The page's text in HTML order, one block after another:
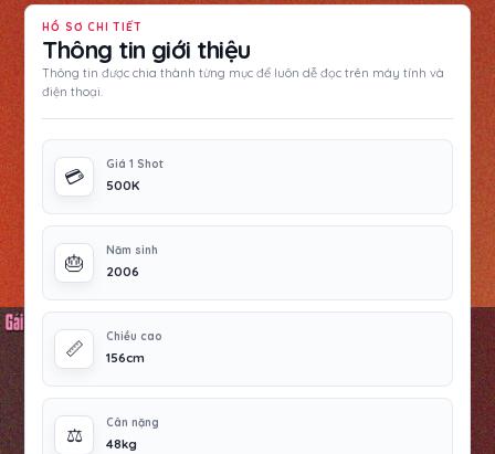
HỒ SƠ CHI TIẾT
Thông tin giới thiệu
Thông tin được chia thành từng mục để luôn dễ đọc trên máy tính và
điện thoại.
💳
Giá 1 Shot
500K
🎂
Năm sinh
2006
📏
Chiều cao
156cm
⚖️
Cân nặng
48kg